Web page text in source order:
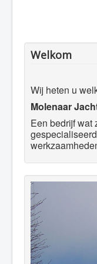
Welkom
Wij heten u
Molenaar
Een bedrijf wat